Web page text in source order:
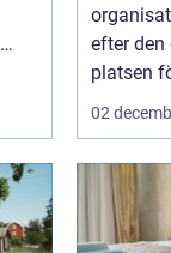
efter
platsen
02